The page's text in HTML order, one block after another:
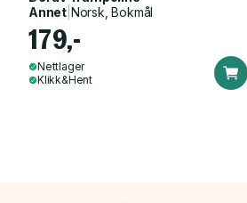
Annet Norsk, Bokmål
179,-
Nettlager
Klikk&Hent